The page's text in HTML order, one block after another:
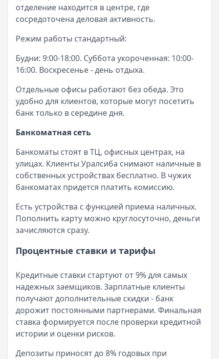
отделение находится в центре, где
сосредоточена деловая активность.
Режим работы стандартный:
Будни: 9:00-18:00. Суббота укороченная: 10:00-
16:00. Воскресенье - день отдыха.
Отдельные офисы работают без обеда. Это
удобно для клиентов, которые могут посетить
банк только в середине дня.
Банкоматная сеть
Банкоматы стоят в ТЦ, офисных центрах, на
улицах. Клиенты Уралсиба снимают наличные в
собственных устройствах бесплатно. В чужих
банкоматах придется платить комиссию.
Есть устройства с функцией приема наличных.
Пополнить карту можно круглосуточно, деньги
зачисляются сразу.
Процентные ставки и тарифы
Кредитные ставки стартуют от 9% для самых
надежных заемщиков. Зарплатные клиенты
получают дополнительные скидки - банк
дорожит постоянными партнерами. Финальная
ставка формируется после проверки кредитной
истории и оценки рисков.
Депозиты приносят до 8% годовых при